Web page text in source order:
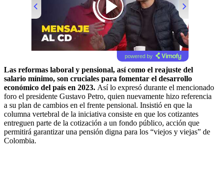
00:00 03:30
powered by
Las reformas laboral y pensional, así como el reajuste del
salario mínimo, son cruciales para fomentar el desarrollo
económico del país en 2023. Así lo expresó durante el mencionado
foro el presidente Gustavo Petro, quien nuevamente hizo referencia
a su plan de cambios en el frente pensional. Insistió en que la
columna vertebral de la iniciativa consiste en que los cotizantes
entreguen parte de la cotización a un fondo público, acción que
permitirá garantizar una pensión digna para los “viejos y viejas” de
Colombia.